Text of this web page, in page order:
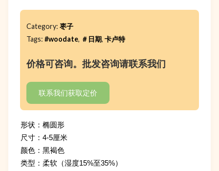
Category: 枣子
Tags: #woodate, ＃日期, 卡卢特
价格可咨询。批发咨询请联系我们
联系我们获取定价
形状：椭圆形
尺寸：4-5厘米
颜色：黑褐色
类型：柔软（湿度15%至35%）